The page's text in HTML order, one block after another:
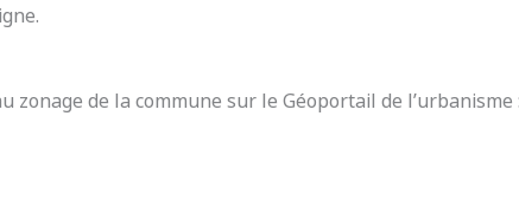
de la commune sur le Géoportail de l’urbanisme :